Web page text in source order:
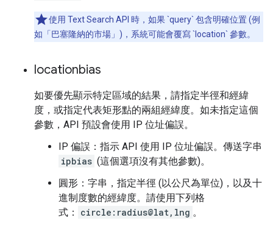
使用 Text Search API 時，如果 `query` 包含明確位置 (例
如「巴塞隆納的市場」)，系統可能會覆寫 `location` 參數。
locationbias
如要優先顯示特定區域的結果，請指定半徑和經緯
度，或指定代表矩形點的兩組經緯度。如未指定這個
參數，API 預設會使用 IP 位址偏誤。
IP 偏誤：指示 API 使用 IP 位址偏誤。傳送字串
ipbias (這個選項沒有其他參數)。
圓形：字串，指定半徑 (以公尺為單位)，以及十
進制度數的經緯度。請使用下列格
式：
circle:radius@lat,lng 。